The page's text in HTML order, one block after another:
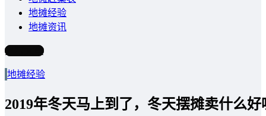
地摊经验
地摊资讯
写文章
地摊经验
2019年冬天马上到了，冬天摆摊卖什么好